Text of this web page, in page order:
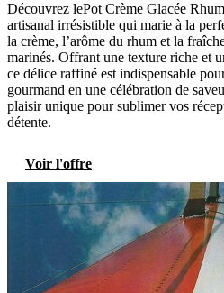
Découvrez lePot Crème Glacée
artisanal irrésistible qui marie à la
la crème, l’arôme du rhum et la
marinés. Offrant une texture riche et
ce délice raffiné est indispensable
gourmand en une célébration de
plaisir unique pour sublimer vos
détente.
Voir l'offre